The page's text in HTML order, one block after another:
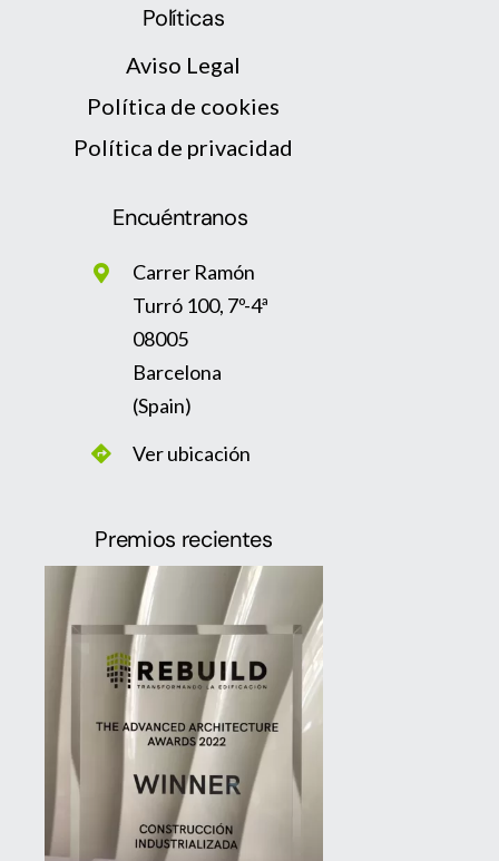
Encuéntranos
Carrer Ramón
Turró 100, 7º-4ª
08005
Barcelona
(Spain)
Ver ubicación
Políticas
Aviso Legal
Política de cookies
Política de privacidad
Premios recientes